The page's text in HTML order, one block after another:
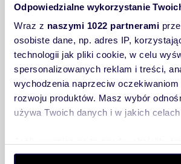
Odpowiedzialne wykorzystanie
Wraz z naszymi 1022 partnerami
osobiste dane, np. adres IP,
technologii jak pliki cookie, w celu
spersonalizowanych reklam i treści,
wychodzenia naprzeciw
rozwoju produktów. Masz wybór
używa Twoich danych i w jakich
Gromadzić dane dotyczące
Analiza rynku